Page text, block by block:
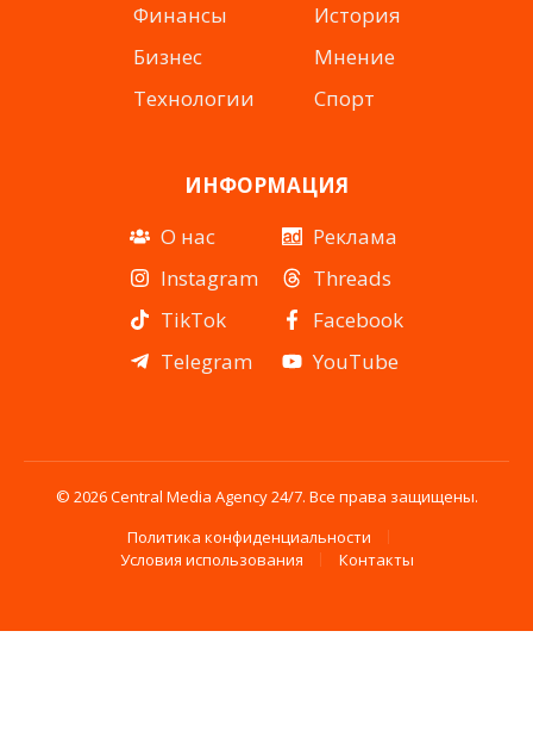
Финансы
Бизнес
Технологии
История
Мнение
Спорт
ИНФОРМАЦИЯ
О нас
Instagram
TikTok
Telegram
Реклама
Threads
Facebook
YouTube
© 2026 Central Media Agency 24/7. Все права защищены.
Политика конфиденциальности
Условия использования
Контакты